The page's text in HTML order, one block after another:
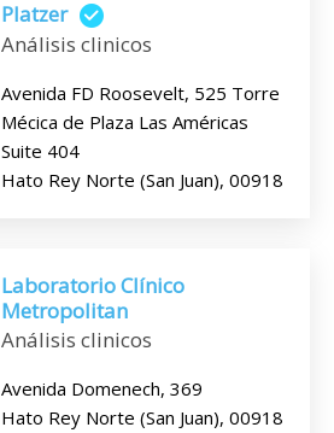
Platzer
Análisis clinicos
Avenida FD Roosevelt, 525 Torre
Mécica de Plaza Las Américas
Suite 404
Hato Rey Norte (San Juan), 00918
Laboratorio Clínico
Metropolitan
Análisis clinicos
Avenida Domenech, 369
Hato Rey Norte (San Juan), 00918